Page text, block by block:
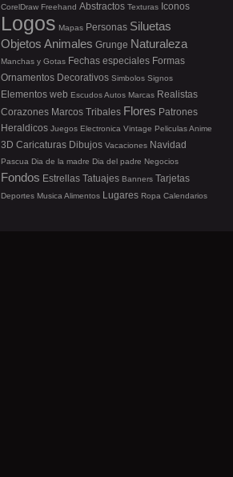
CorelDraw Freehand Abstractos Texturas Iconos
Logos Mapas Personas Siluetas
Objetos Animales Grunge Naturaleza
Manchas y Gotas Fechas especiales Formas
Ornamentos Decorativos Simbolos Signos
Elementos web EscudosAutos Marcas Realistas
Corazones Marcos Tribales Flores Patrones
Heraldicos Juegos Electronica Vintage PeliculasAnime
3D Caricaturas Dibujos Vacaciones Navidad
Pascua Dia de la madre Dia del padre Negocios
Fondos Estrellas Tatuajes Banners Tarjetas
Deportes Musica Alimentos Lugares Ropa Calendarios